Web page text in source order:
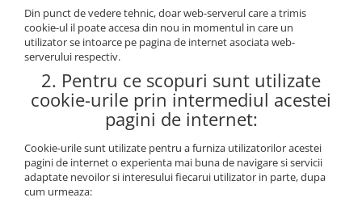
Textmarkere
Servetele
Spray-uri mobila
Din punct de vedere tehnic, doar web-serverul care a trimis
cookie-ul il poate accesa din nou in momentul in care un
utilizator se intoarce pe pagina de internet asociata web-
serverului respectiv.
2. Pentru ce scopuri sunt utilizate
cookie-urile prin intermediul acestei
pagini de internet:
Cookie-urile sunt utilizate pentru a furniza utilizatorilor acestei
pagini de internet o experienta mai buna de navigare si servicii
adaptate nevoilor si interesului fiecarui utilizator in parte, dupa
cum urmeaza: